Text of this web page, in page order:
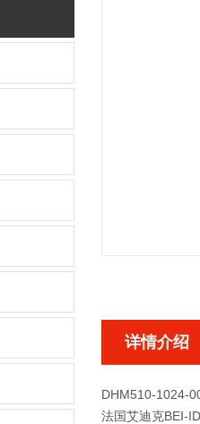
详情介绍
DHM510-1024-
法国艾迪克BEI-